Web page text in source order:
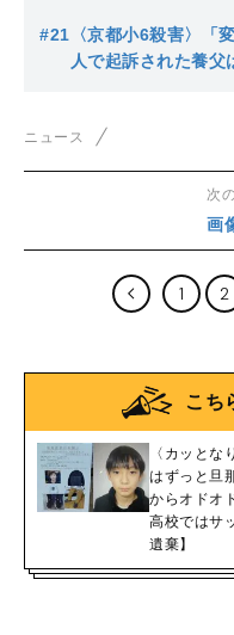
#21 〈京都小6殺害〉「
人で起訴された養
ニュース
次
画
1 2
こち
〈カッとな
はずっと旦
からオドオ
高校ではサ
遺棄】